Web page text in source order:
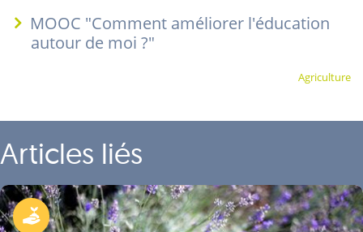
MOOC "Comment améliorer l'éducation
autour de moi ?"
Agriculture
Articles liés
Permaculture